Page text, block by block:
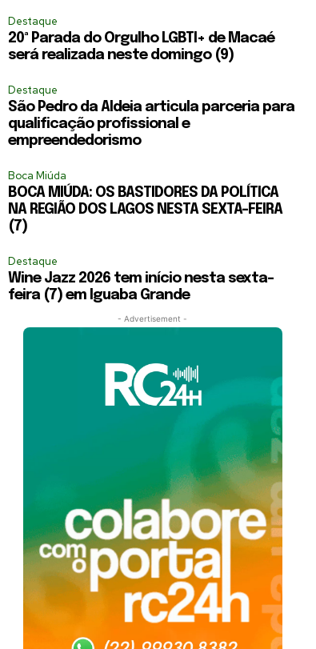
Destaque
20ª Parada do Orgulho LGBTI+ de Macaé
será realizada neste domingo (9)
Destaque
São Pedro da Aldeia articula parceria para
qualificação profissional e
empreendedorismo
Boca Miúda
BOCA MIÚDA: OS BASTIDORES DA POLÍTICA
NA REGIÃO DOS LAGOS NESTA SEXTA-FEIRA
(7)
Destaque
Wine Jazz 2026 tem início nesta sexta-
feira (7) em Iguaba Grande
- Advertisement -